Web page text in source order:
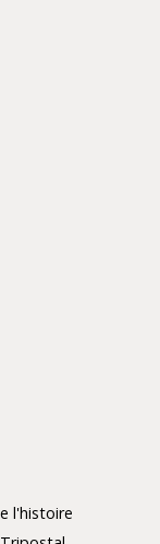
l'histoire